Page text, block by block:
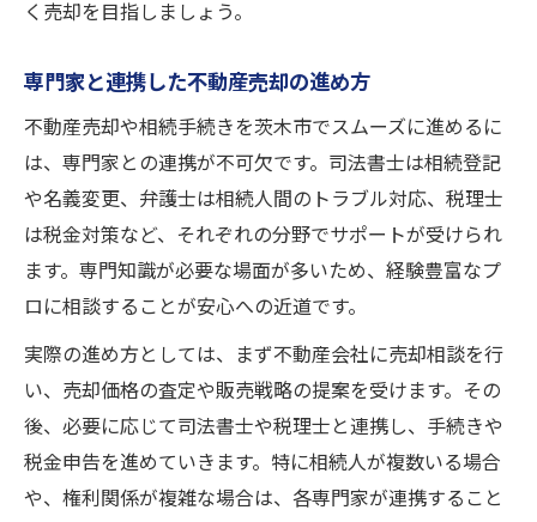
く売却を目指しましょう。
専門家と連携した不動産売却の進め方
不動産売却や相続手続きを茨木市でスムーズに進めるに
は、専門家との連携が不可欠です。司法書士は相続登記
や名義変更、弁護士は相続人間のトラブル対応、税理士
は税金対策など、それぞれの分野でサポートが受けられ
ます。専門知識が必要な場面が多いため、経験豊富なプ
ロに相談することが安心への近道です。
実際の進め方としては、まず不動産会社に売却相談を行
い、売却価格の査定や販売戦略の提案を受けます。その
後、必要に応じて司法書士や税理士と連携し、手続きや
税金申告を進めていきます。特に相続人が複数いる場合
や、権利関係が複雑な場合は、各専門家が連携すること